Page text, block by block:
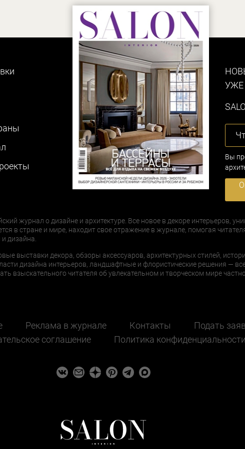
УЖЕ
Вы
журнал о дизайне и архитектуре. Все новое в декоре интерьеров,
в стране и мире, находит свое отражение в журнале, помогая
дизайна.
выставки декора, обзоры аксессуаров, архитектурных стилей,
дизайна интерьеров, ландшафтные и флористические решения —
взыскательного читателя об увлекательном и творческом мире
Реклама в журнале Контакты
Подать
соглашение
Политика конфиденциальности